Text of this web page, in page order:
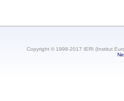
Copyright © 1998-2017 IERI (Institut